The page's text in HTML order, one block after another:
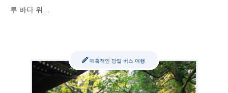
루 바다 위…
매혹적인 당일 버스 여행